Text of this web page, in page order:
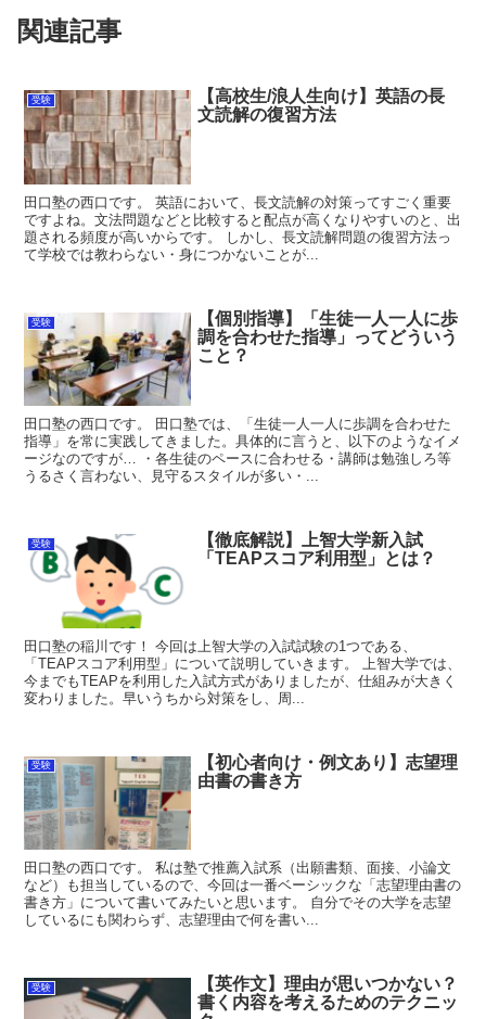
関連記事
受験
【高校生/浪人生向け】英語の長
文読解の復習方法
田口塾の西口です。 英語において、長文読解の対策ってすごく重要
ですよね。文法問題などと比較すると配点が高くなりやすいのと、出
題される頻度が高いからです。 しかし、長文読解問題の復習方法っ
て学校では教わらない・身につかないことが...
受験
【個別指導】「生徒一人一人に歩
調を合わせた指導」ってどういう
こと？
田口塾の西口です。 田口塾では、「生徒一人一人に歩調を合わせた
指導」を常に実践してきました。具体的に言うと、以下のようなイメ
ージなのですが… ・各生徒のペースに合わせる・講師は勉強しろ等
うるさく言わない、見守るスタイルが多い・...
受験
【徹底解説】上智大学新入試
「TEAPスコア利用型」とは？
田口塾の稲川です！ 今回は上智大学の入試試験の1つである、
「TEAPスコア利用型」について説明していきます。 上智大学では、
今までもTEAPを利用した入試方式がありましたが、仕組みが大きく
変わりました。早いうちから対策をし、周...
受験
【初心者向け・例文あり】志望理
由書の書き方
田口塾の西口です。 私は塾で推薦入試系（出願書類、面接、小論文
など）も担当しているので、今回は一番ベーシックな「志望理由書の
書き方」について書いてみたいと思います。 自分でその大学を志望
しているにも関わらず、志望理由で何を書い...
受験
【英作文】理由が思いつかない？
書く内容を考えるためのテクニッ